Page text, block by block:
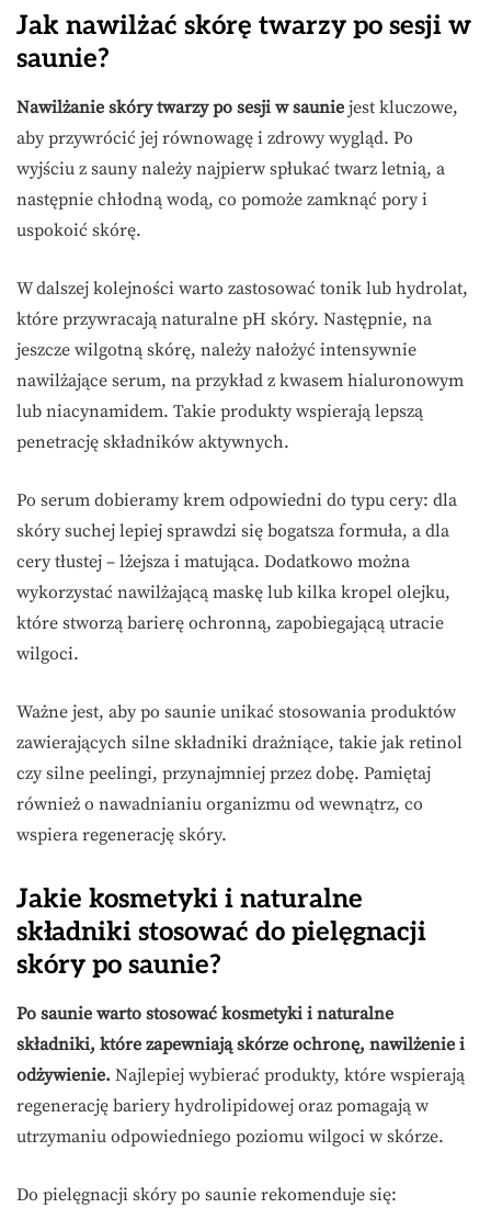
Jak nawilżać skórę twarzy po sesji w
saunie?
Nawilżanie skóry twarzy po sesji w saunie jest kluczowe,
aby przywrócić jej równowagę i zdrowy wygląd. Po
wyjściu z sauny należy najpierw spłukać twarz letnią, a
następnie chłodną wodą, co pomoże zamknąć pory i
uspokoić skórę.
W dalszej kolejności warto zastosować tonik lub hydrolat,
które przywracają naturalne pH skóry. Następnie, na
jeszcze wilgotną skórę, należy nałożyć intensywnie
nawilżające serum, na przykład z kwasem hialuronowym
lub niacynamidem. Takie produkty wspierają lepszą
penetrację składników aktywnych.
Po serum dobieramy krem odpowiedni do typu cery: dla
skóry suchej lepiej sprawdzi się bogatsza formuła, a dla
cery tłustej – lżejsza i matująca. Dodatkowo można
wykorzystać nawilżającą maskę lub kilka kropel olejku,
które stworzą barierę ochronną, zapobiegającą utracie
wilgoci.
Ważne jest, aby po saunie unikać stosowania produktów
zawierających silne składniki drażniące, takie jak retinol
czy silne peelingi, przynajmniej przez dobę. Pamiętaj
również o nawadnianiu organizmu od wewnątrz, co
wspiera regenerację skóry.
Jakie kosmetyki i naturalne
składniki stosować do pielęgnacji
skóry po saunie?
Po saunie warto stosować kosmetyki i naturalne
składniki, które zapewniają skórze ochronę, nawilżenie i
odżywienie. Najlepiej wybierać produkty, które wspierają
regenerację bariery hydrolipidowej oraz pomagają w
utrzymaniu odpowiedniego poziomu wilgoci w skórze.
Do pielęgnacji skóry po saunie rekomenduje się: